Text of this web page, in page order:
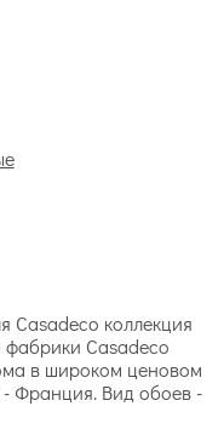
Casadeco коллекция
Casadeco
в широком ценовом
Франция. Вид обоев -